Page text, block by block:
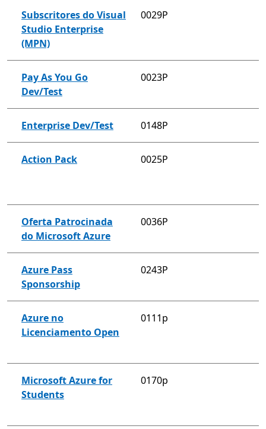
Subscritores do Visual
Studio Enterprise
(MPN)
0029P
Pay As You Go
Dev/Test
0023P
Enterprise Dev/Test 0148P
Action Pack 0025P
Oferta Patrocinada
do Microsoft Azure
0036P
Azure Pass
Sponsorship
0243P
Azure no
Licenciamento Open
0111p
Microsoft Azure for
Students
0170p